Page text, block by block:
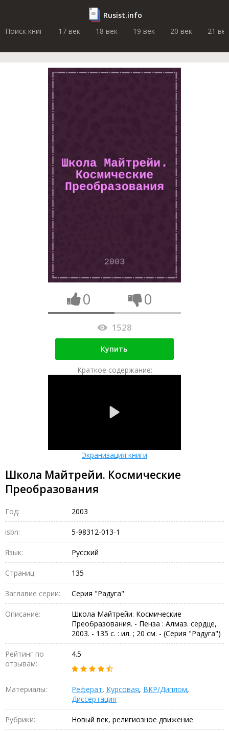
Rusist.info
Поиск книг
17 век 18 век 19 век 20 век 21 век
0 0
1528
Купить
Краткое содержание:
Экранизация книги
Школа Майтрейи. Космические
Преобразования
Год: 2003
isbn: 5-98312-013-1
Язык: Русский
Страниц: 135
Заглавие серии: Серия "Радуга"
Описание:
Школа Майтрейи. Космические
Преобразования. - Пенза : Алмаз. сердце,
2003. - 135 с. : ил. ; 20 см. - (Серия "Радуга")
Рейтинг по
отзывам:
4.5
Материалы: Реферат, Курсовая, ВКР/Диплом,
Диссертация
Рубрики: Новый век, религиозное движение